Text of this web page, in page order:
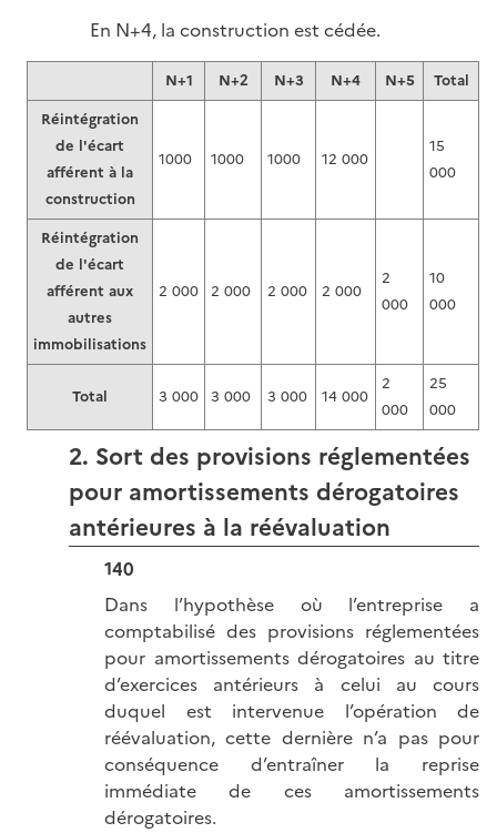
En N+4, la construction est cédée.
N+1 N+2 N+3 N+4 N+5
Total
Réintégration
de l'écart
afférent à la
construction
1000 1000 1000 12 000
15
000
Réintégration
de l'écart
afférent aux
autres
immobilisations
2 000 2 000 2 000 2 000
2
000
10
000
Total 3 000 3 000 3 000 14 000
2
000
25
000
2. Sort des provisions réglementées
pour amortissements dérogatoires
antérieures à la réévaluation
140
Dans l’hypothèse où l’entreprise a
comptabilisé des provisions réglementées
pour amortissements dérogatoires au titre
d’exercices antérieurs à celui au cours
duquel est intervenue l’opération de
réévaluation, cette dernière n’a pas pour
conséquence d’entraîner la reprise
immédiate de ces amortissements
dérogatoires.